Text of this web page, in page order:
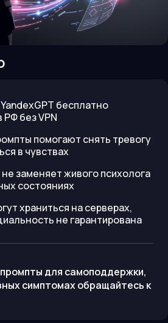
бесплатно
без VPN
помогают снять тревогу
в чувствах
заменяет живого психолога
состояниях
храниться на серверах,
не гарантирована
для самоподдержки,
симптомах обращайтесь к